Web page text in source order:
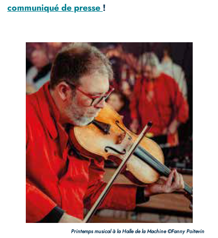
communiqué de presse !
Printemps musical à la Halle de la Machine ©Fanny Poitevin